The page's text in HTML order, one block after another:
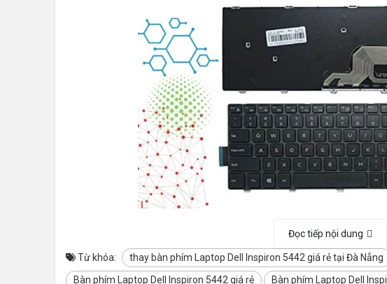
Đọc tiếp nội dung
Từ khóa: thay bàn phím Laptop Dell Inspiron 5442 giá rẻ tại Đà Nẵng
Bàn phím Laptop Dell Inspiron 5442 giá rẻ
Bàn phím Laptop Dell